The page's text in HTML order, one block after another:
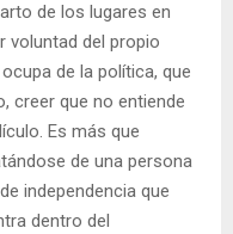
de los lugares en
voluntad del propio
de la política, que
creer que no entiende
Es más que
de una persona
independencia que
dentro del